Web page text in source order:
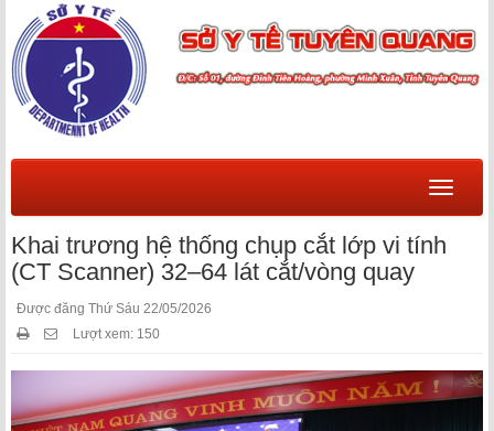
Menu
Khai trương hệ thống chụp cắt lớp vi tính
(CT Scanner) 32–64 lát cắt/vòng quay
Được đăng Thứ Sáu 22/05/2026
Lượt xem: 150